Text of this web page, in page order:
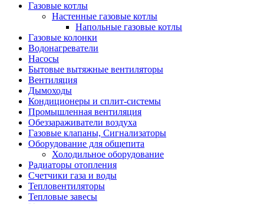
Газовые котлы
Настенные газовые котлы
Напольные газовые котлы
Газовые колонки
Водонагреватели
Насосы
Бытовые вытяжные вентиляторы
Вентиляция
Дымоходы
Кондиционеры и сплит-системы
Промышленная вентиляция
Обеззараживатели воздуха
Газовые клапаны, Сигнализаторы
Оборудование для общепита
Холодильное оборудование
Радиаторы отопления
Счетчики газа и воды
Тепловентиляторы
Тепловые завесы